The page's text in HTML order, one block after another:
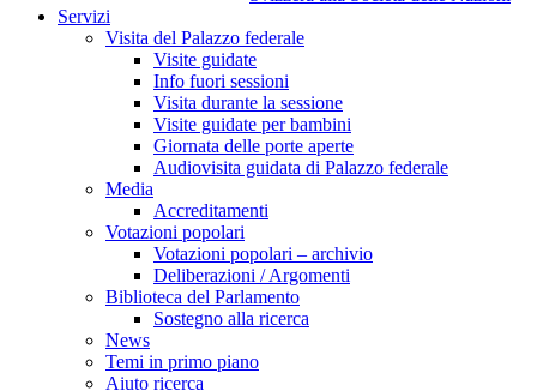
Servizi
Visita del Palazzo federale
Visite guidate
Info fuori sessioni
Visita durante la sessione
Visite guidate per bambini
Giornata delle porte aperte
Audiovisita guidata di Palazzo federale
Media
Accreditamenti
Votazioni popolari
Votazioni popolari – archivio
Deliberazioni / Argomenti
Biblioteca del Parlamento
Sostegno alla ricerca
News
Temi in primo piano
Aiuto ricerca